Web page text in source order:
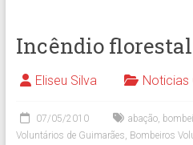
Incêndio
Eliseu Silva Noticias
07/05/2010 abação,
Voluntários de Guimarães, Bombeiros